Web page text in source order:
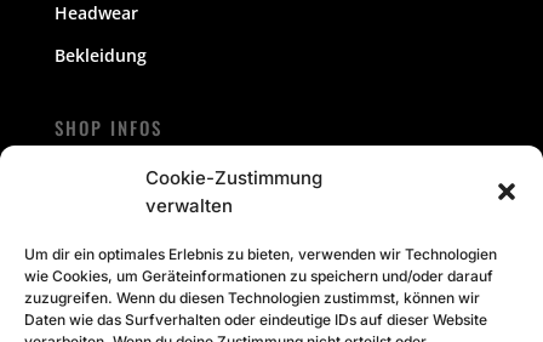
Cookie-Zustimmung
verwalten
Um dir ein optimales Erlebnis zu bieten, verwenden wir Technologien
wie Cookies, um Geräteinformationen zu speichern und/oder darauf
zuzugreifen. Wenn du diesen Technologien zustimmst, können wir
Daten wie das Surfverhalten oder eindeutige IDs auf dieser Website
Headwear
Bekleidung
SHOP INFOS
Zahlungsarten
KONTAKT